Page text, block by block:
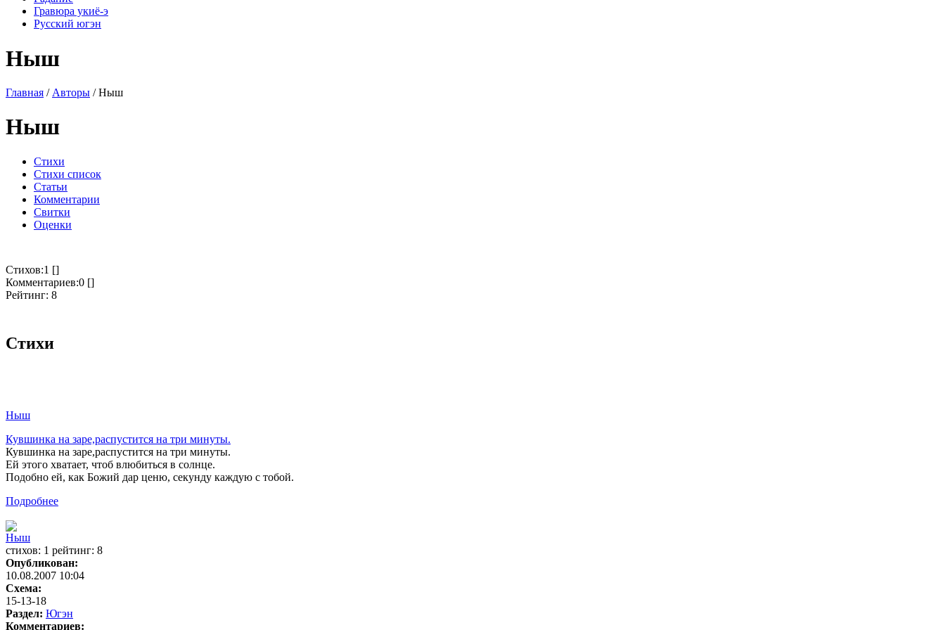
Гравюра укиё-э
Русский югэн
Ныш
Главная / Авторы / Ныш
Ныш
Стихи
Стихи список
Статьи
Комментарии
Свитки
Оценки
Стихов:1 []
Комментариев:0 []
Рейтинг: 8
Стихи
Ныш
Кувшинка на заре,распустится на три минуты.
Кувшинка на заре,распустится на три минуты.
Ей этого хватает, чтоб влюбиться в солнце.
Подобно ей, как Божий дар ценю, секунду каждую с тобой.
Подробнее
Ныш
cтихов: 1 рейтинг: 8
Опубликован:
10.08.2007 10:04
Схема:
15-13-18
Раздел: Югэн
Комментариев: